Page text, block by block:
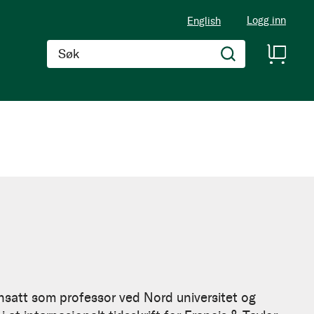
English Logg inn
Søk
som professor ved Nord universitet og